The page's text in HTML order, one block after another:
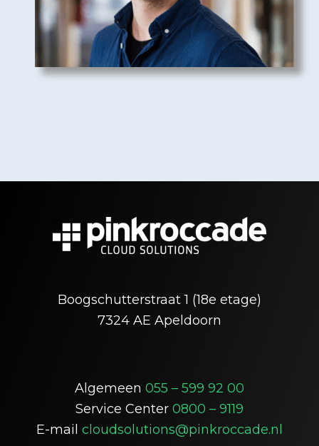
Boogschutterstraat 1 (18e etage)
7324 AE Apeldoorn
Algemeen 055 – 599 92 00
Service Center 0800 – 9119
E-mail cloudsolutions@pinkroccade.nl